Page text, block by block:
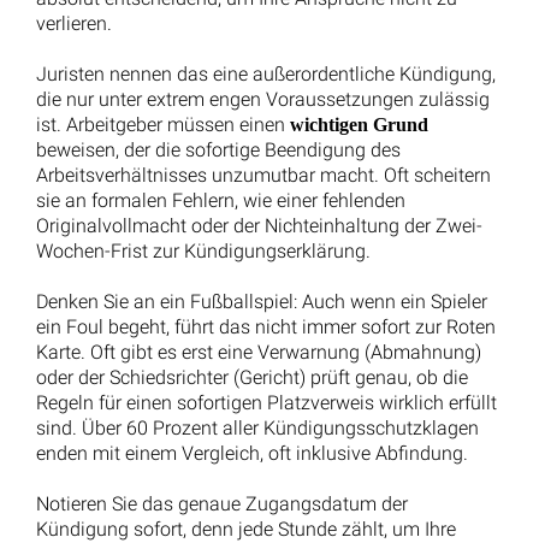
Unwirksame Ablösung der Pensionskassenzusage: BAG